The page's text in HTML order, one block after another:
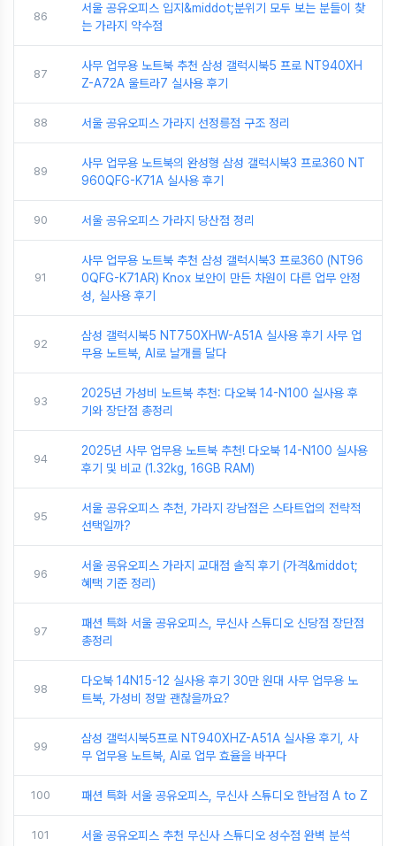
86
서울 공유오피스 입지&middot;분위기 모두 보는 분들이 찾
는 가라지 약수점
87
사무 업무용 노트북 추천 삼성 갤럭시북5 프로 NT940XH
Z-A72A 울트라7 실사용 후기
88 서울 공유오피스 가라지 선정릉점 구조 정리
89
사무 업무용 노트북의 완성형 삼성 갤럭시북3 프로360 NT
960QFG-K71A 실사용 후기
90 서울 공유오피스 가라지 당산점 정리
91
사무 업무용 노트북 추천 삼성 갤럭시북3 프로360 (NT96
0QFG-K71AR) Knox 보안이 만든 차원이 다른 업무 안정
성, 실사용 후기
92
삼성 갤럭시북5 NT750XHW-A51A 실사용 후기 사무 업
무용 노트북, AI로 날개를 달다
93
2025년 가성비 노트북 추천: 다오북 14-N100 실사용 후
기와 장단점 총정리
94
2025년 사무 업무용 노트북 추천! 다오북 14-N100 실사용
후기 및 비교 (1.32kg, 16GB RAM)
95
서울 공유오피스 추천, 가라지 강남점은 스타트업의 전략적
선택일까?
96
서울 공유오피스 가라지 교대점 솔직 후기 (가격&middot;
혜택 기준 정리)
97
패션 특화 서울 공유오피스, 무신사 스튜디오 신당점 장단점
총정리
98
다오북 14N15-12 실사용 후기 30만 원대 사무 업무용 노
트북, 가성비 정말 괜찮을까요?
99
삼성 갤럭시북5프로 NT940XHZ-A51A 실사용 후기, 사
무 업무용 노트북, AI로 업무 효율을 바꾸다
100 패션 특화 서울 공유오피스, 무신사 스튜디오 한남점 A to Z
101 서울 공유오피스 추천 무신사 스튜디오 성수점 완벽 분석